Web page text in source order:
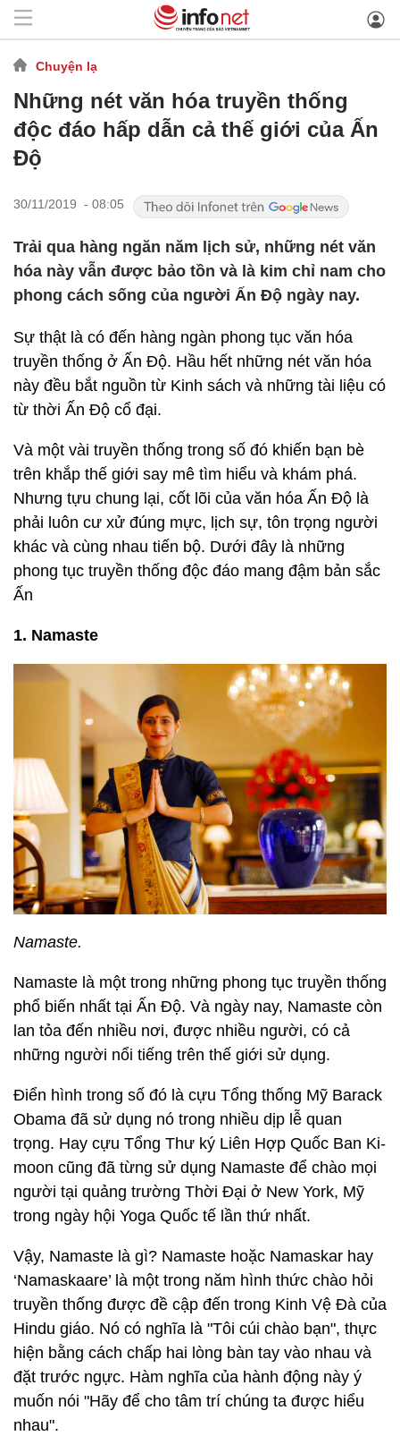
Chuyện lạ
Những nét văn hóa truyền thống
độc đáo hấp dẫn cả thế giới của Ấn
Độ
30/11/2019 - 08:05
Trải qua hàng ngăn năm lịch sử, những nét văn
hóa này vẫn được bảo tồn và là kim chỉ nam cho
phong cách sống của người Ấn Độ ngày nay.
Sự thật là có đến hàng ngàn phong tục văn hóa
truyền thống ở Ấn Độ. Hầu hết những nét văn hóa
này đều bắt nguồn từ Kinh sách và những tài liệu có
từ thời Ấn Độ cổ đại.
Và một vài truyền thống trong số đó khiến bạn bè
trên khắp thế giới say mê tìm hiểu và khám phá.
Nhưng tựu chung lại, cốt lõi của văn hóa Ấn Độ là
phải luôn cư xử đúng mực, lịch sự, tôn trọng người
khác và cùng nhau tiến bộ. Dưới đây là những
phong tục truyền thống độc đáo mang đậm bản sắc
Ấn
1. Namaste
Namaste.
Namaste là một trong những phong tục truyền thống
phổ biến nhất tại Ấn Độ. Và ngày nay, Namaste còn
lan tỏa đến nhiều nơi, được nhiều người, có cả
những người nổi tiếng trên thế giới sử dụng.
Điển hình trong số đó là cựu Tổng thống Mỹ Barack
Obama đã sử dụng nó trong nhiều dịp lễ quan
trọng. Hay cựu Tổng Thư ký Liên Hợp Quốc Ban Ki-
moon cũng đã từng sử dụng Namaste để chào mọi
người tại quảng trường Thời Đại ở New York, Mỹ
trong ngày hội Yoga Quốc tế lần thứ nhất.
Vậy, Namaste là gì? Namaste hoặc Namaskar hay
‘Namaskaare’ là một trong năm hình thức chào hỏi
truyền thống được đề cập đến trong Kinh Vệ Đà của
Hindu giáo. Nó có nghĩa là "Tôi cúi chào bạn", thực
hiện bằng cách chấp hai lòng bàn tay vào nhau và
đặt trước ngực. Hàm nghĩa của hành động này ý
muốn nói "Hãy để cho tâm trí chúng ta được hiểu
nhau".